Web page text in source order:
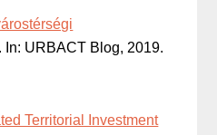
. In: URBACT Blog, 2019.
Territorial Investment